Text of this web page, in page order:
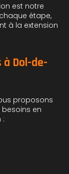
est notre
étape,
à la extension
Dol-de-
proposons
en
: